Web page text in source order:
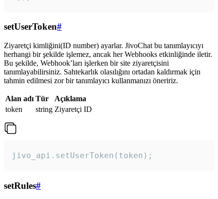
setUserToken#
Ziyaretçi kimliğini(ID number) ayarlar. JivoChat bu tanımlayıcıyı
herhangi bir şekilde işlemez, ancak her Webhooks etkinliğinde iletir.
Bu şekilde, Webhook’ları işlerken bir site ziyaretçisini
tanımlayabilirsiniz. Sahtekarlık olasılığını ortadan kaldırmak için
tahmin edilmesi zor bir tanımlayıcı kullanmanızı öneririz.
Alan adı Tür
Açıklama
token
string Ziyaretçi ID
jivo_api.setUserToken(token);
setRules#